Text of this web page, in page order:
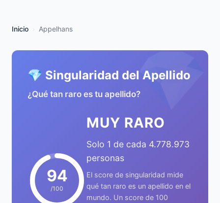
Inicio Appelhans
💎
💎 Singularidad del Apellido
¿Qué tan raro es tu apellido?
94
/100
MUY RARO
Solo 1 de cada 4.778.973
personas
El score de singularidad mide
qué tan raro es un apellido en el
mundo. Un score de 100